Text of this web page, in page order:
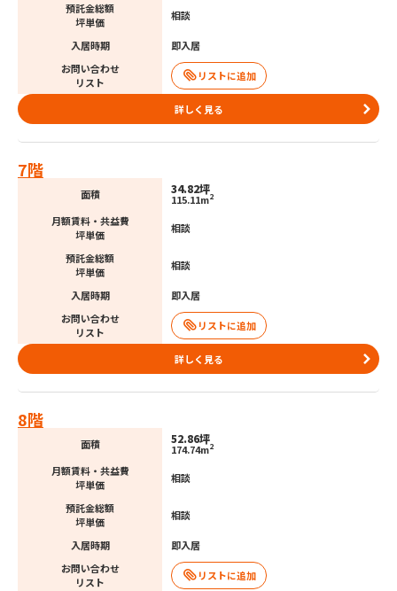
預託金総額
坪単価
相談
入居時期
即入居
お問い合わせ
リスト
詳しく見る
7階
面積 34.82坪
115.11m2
月額賃料・共益費
坪単価
相談
預託金総額
坪単価
相談
入居時期
即入居
お問い合わせ
リスト
詳しく見る
8階
面積 52.86坪
174.74m2
月額賃料・共益費
坪単価
相談
預託金総額
坪単価
相談
入居時期
即入居
お問い合わせ
リスト